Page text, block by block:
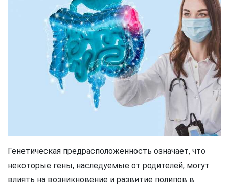
Генетическая предрасположенность означает, что
некоторые гены, наследуемые от родителей, могут
влиять на возникновение и развитие полипов в